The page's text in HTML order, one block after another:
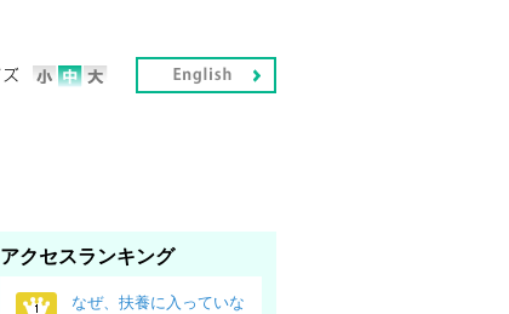
アクセスランキング
なぜ、扶養に入っていな